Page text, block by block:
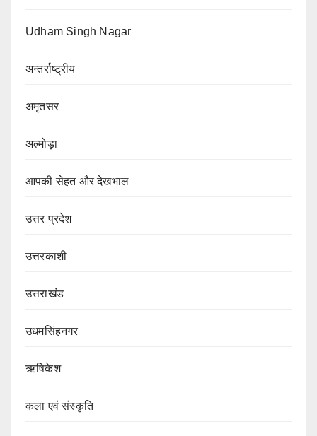
Udham Singh Nagar
अन्तर्राष्ट्रीय
अमृतसर
अल्मोड़ा
आपकी सेहत और देखभाल
उत्तर प्रदेश
उत्तरकाशी
उत्तराखंड
उधमसिंहनगर
ऋषिकेश
कला एवं संस्कृति